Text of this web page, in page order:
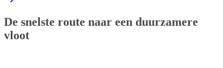
De snelste route naar een duurzamere
vloot